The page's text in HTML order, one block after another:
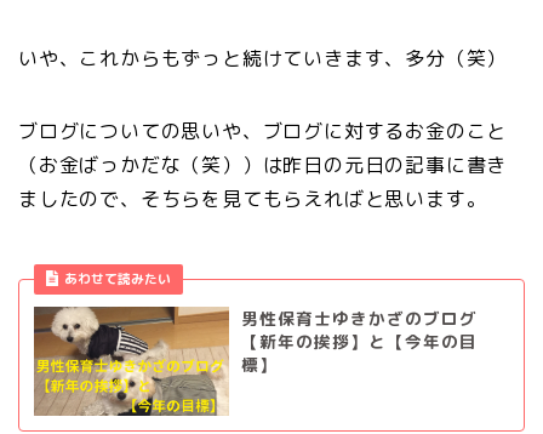
いや、これからもずっと続けていきます、多分（笑）
ブログについての思いや、ブログに対するお金のこと
（お金ばっかだな（笑））は昨日の元日の記事に書き
ましたので、そちらを見てもらえればと思います。
あわせて読みたい
男性保育士ゆきかざのブログ
【新年の挨拶】と【今年の目
標】